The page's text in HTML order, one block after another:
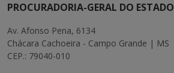
PROCURADORIA-GERAL DO ESTADO
Av. Afonso Pena, 6134
Chácara Cachoeira - Campo Grande | MS
CEP.: 79040-010